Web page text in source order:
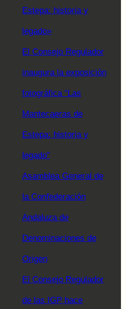
Estepa: historia y
legado»
El Consejo Regulador
inaugura la exposición
fotográfica “Las
Mantecaeras de
Estepa: historia y
legado”
Asamblea General de
la Confederación
Andaluza de
Denominaciones de
Origen
El Consejo Regulador
de las IGP hace